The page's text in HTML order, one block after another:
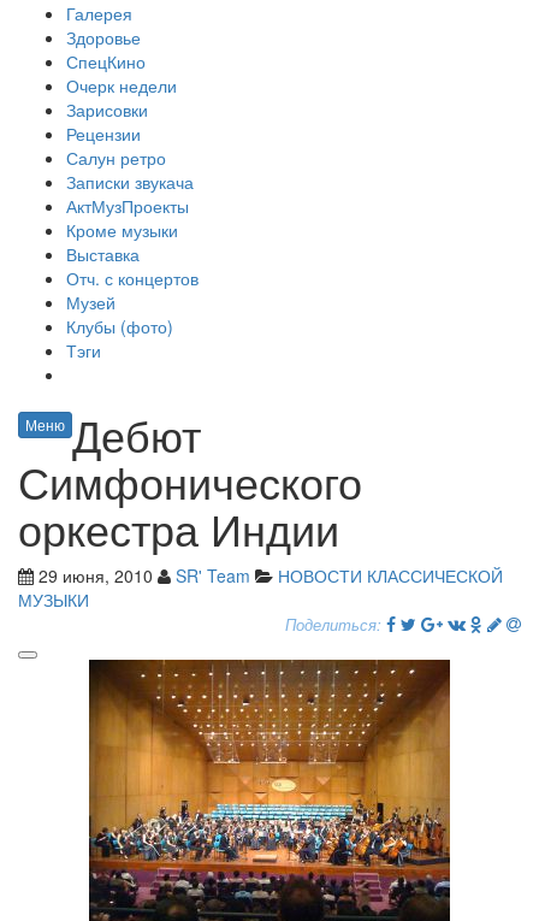
Галерея
Здоровье
СпецКино
Очерк недели
Зарисовки
Рецензии
Салун ретро
Записки звукача
АктМузПроекты
Кроме музыки
Выставка
Отч. с концертов
Музей
Клубы (фото)
Тэги
Меню Дебют
Симфонического
оркестра Индии
29 июня, 2010 SR' Team
НОВОСТИ КЛАССИЧЕСКОЙ
МУЗЫКИ
Поделиться: